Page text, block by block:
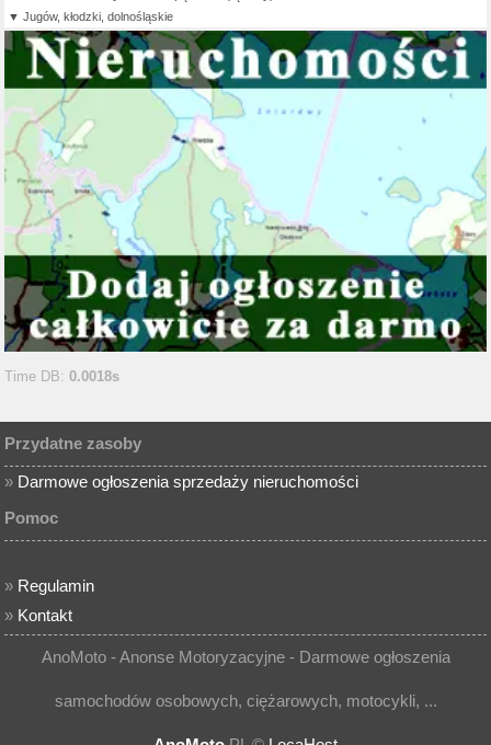
Jugów, kłodzki, dolnośląskie
Time DB:0.0018s
Przydatne zasoby
» Darmowe ogłoszenia sprzedaży nieruchomości
Pomoc
» Regulamin
» Kontakt
AnoMoto - Anonse Motoryzacyjne - Darmowe ogłoszenia
samochodów osobowych, ciężarowych, motocykli, ...